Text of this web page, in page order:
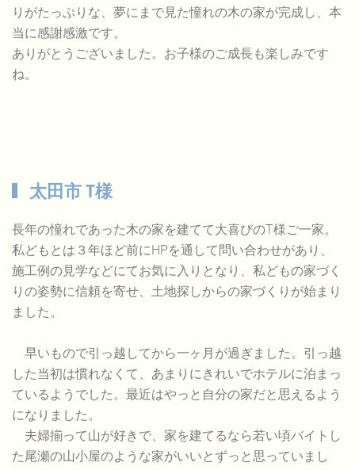
りがたっぷりな、夢にまで見た憧れの木の家が完成し、本
当に感謝感激です。
ありがとうございました。お子様のご成長も楽しみです
ね。
太田市 T様
長年の憧れであった木の家を建てて大喜びのT様ご一家。
私どもとは３年ほど前にHPを通して問い合わせがあり、
施工例の見学などにてお気に入りとなり、私どもの家づく
りの姿勢に信頼を寄せ、土地探しからの家づくりが始まり
ました。
早いもので引っ越してから一ヶ月が過ぎました。引っ越
した当初は慣れなくて、あまりにきれいでホテルに泊まっ
ているようでした。最近はやっと自分の家だと思えるよう
になりました。
夫婦揃って山が好きで、家を建てるなら若い頃バイトし
た尾瀬の山小屋のような家がいいとずっと思っていまし